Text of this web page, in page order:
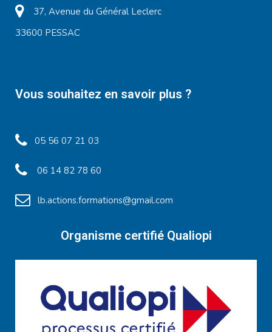
37, Avenue du Général Leclerc
33600 PESSAC
Vous souhaitez en savoir plus ?
05 56 07 21 03
06 14 82 78 60
lb.actions.formations@gmail.com
Organisme certifié Qualiopi